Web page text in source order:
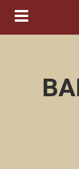
Navigation